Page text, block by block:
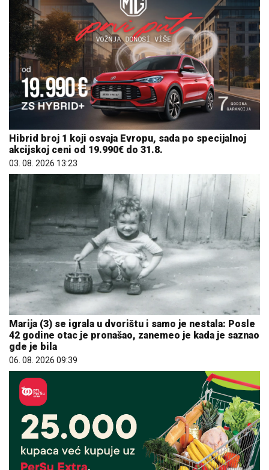
Hibrid broj 1 koji osvaja Evropu, sada po specijalnoj
akcijskoj ceni od 19.990€ do 31.8.
03. 08. 2026 13:23
Marija (3) se igrala u dvorištu i samo je nestala: Posle
42 godine otac je pronašao, zanemeo je kada je saznao
gde je bila
06. 08. 2026 09:39